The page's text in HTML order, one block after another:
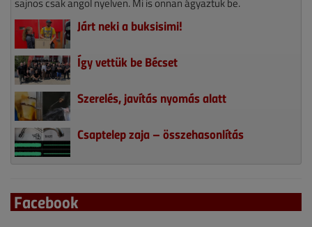
sajnos csak angol nyelven. Mi is onnan ágyaztuk be.
Járt neki a buksisimi!
Így vettük be Bécset
Szerelés, javítás nyomás alatt
Csaptelep zaja – összehasonlítás
Facebook